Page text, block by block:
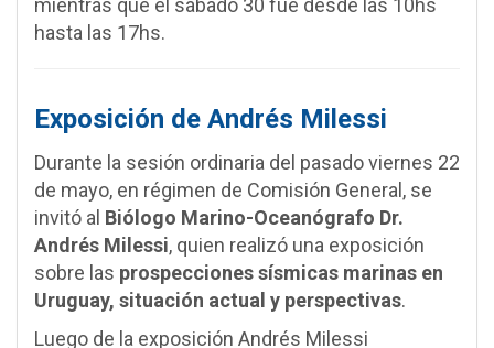
mientras que el sábado 30 fue desde las 10hs
hasta las 17hs.
Exposición de Andrés Milessi
Durante la sesión ordinaria del pasado viernes 22
de mayo, en régimen de Comisión General, se
invitó al Biólogo Marino-Oceanógrafo Dr.
Andrés Milessi, quien realizó una exposición
sobre las prospecciones sísmicas marinas en
Uruguay, situación actual y perspectivas.
Luego de la exposición Andrés Milessi